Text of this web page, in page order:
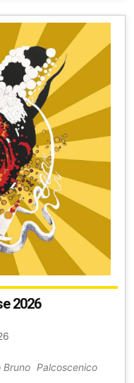
2026
Bruno Palcoscenico